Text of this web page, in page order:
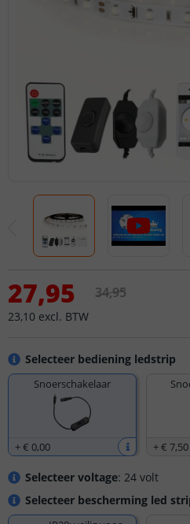
Selecteer bediening ledstrip
Snoerschakelaar
+€ 0,00 +€ 7,50
Selecteer voltage: 24 volt
Selecteer bescherming led
27,95
23,10 excl. BTW
34,95